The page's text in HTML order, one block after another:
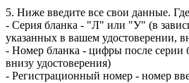
5. Ниже введите все свои данные.
- Серия бланка - "Л" или "У" (в
указанных в вашем удостоверении,
- Номер бланка - цифры после серии
внизу удостоверения)
- Регистрационный номер - номер